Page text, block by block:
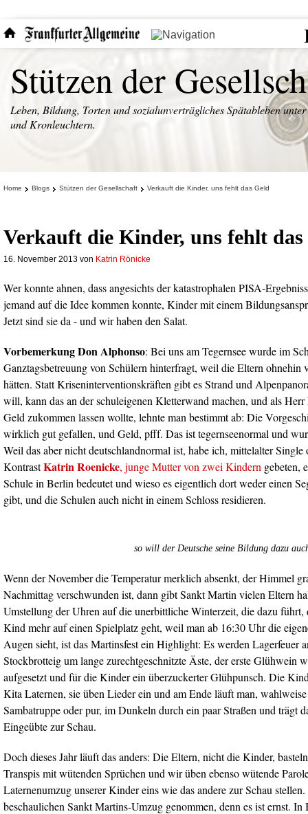
Stützen der
Leben, Bildung, Torten und sozialunverträgliches Spätableben unter
und Kronleuchtern.
Home Blogs Stützen der Gesellschaft Verkauft die Kinder, uns fehlt das Geld
Verkauft die Kinder, uns fehlt das
16. November 2013 von Katrin Rönicke
Wer konnte ahnen, dass angesichts der katastrophalen PISA-
jemand auf die Idee kommen konnte, Kinder mit einem
Jetzt sind sie da - und wir haben den Salat.
Vorbemerkung Don Alphonso: Bei uns am Tegernsee wurde im
Ganztagsbetreuung von Schülern hinterfragt, weil die Eltern
hätten. Statt Kriseninterventionskräften gibt es Strand und
will, kann das an der schuleigenen Kletterwand machen, und als
Geld zukommen lassen wollte, lehnte man bestimmt ab: Die
wirklich gut gefallen, und Geld, pfff. Das ist tegernseenormal und
Weil das aber nicht deutschlandnormal ist, habe ich, mittelalter
KontrastKatrin Roenicke, junge Mutter von zwei Kindern gebeten,
Schule in Berlin bedeutet und wieso es eigentlich dort weder einen
gibt, und die Schulen auch nicht in einem Schloss residieren.
so will der Deutsche seine Bildung dazu
Wenn der November die Temperatur merklich absenkt, der Himmel
Nachmittag verschwunden ist, dann gibt Sankt Martin vielen Eltern
Umstellung der Uhren auf die unerbittliche Winterzeit, die dazu führt,
Kind mehr auf einen Spielplatz geht, weil man ab 16:30 Uhr die
Augen sieht, ist das Martinsfest ein Highlight: Es werden Lagerfeuer
Stockbrotteig um lange zurechtgeschnitzte Äste, der erste Glühwein
aufgesetzt und für die Kinder ein überzuckerter Glühpunsch. Die
Kita Laternen, sie üben Lieder ein und am Ende läuft man,
Sambatruppe oder pur, im Dunkeln durch ein paar Straßen und trägt
Eingeübte zur Schau.
Doch dieses Jahr läuft das anders: Die Eltern, nicht die Kinder,
Transpis mit wütenden Sprüchen und wir üben ebenso wütende
Laternenumzug unserer Kinder eins wie das andere zur Schau
beschaulichen Sankt Martins-Umzug genommen, denn es ist ernst.